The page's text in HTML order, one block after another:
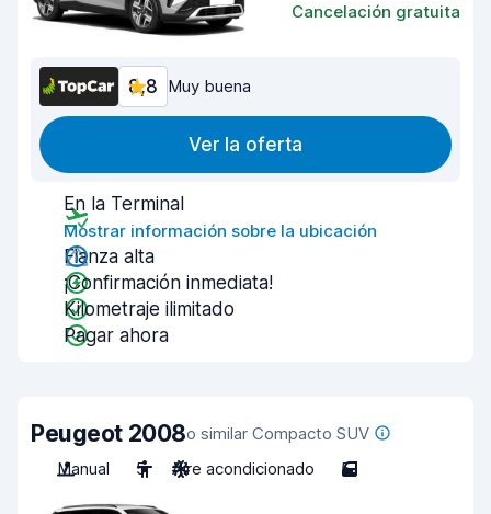
Cancelación gratuita
8,8 Muy buena
Ver la oferta
En la Terminal
Mostrar información sobre la ubicación
Fianza alta
¡Confirmación inmediata!
Kilometraje ilimitado
Pagar ahora
Peugeot 2008o similar Compacto SUV
Manual
5 Aire acondicionado 5